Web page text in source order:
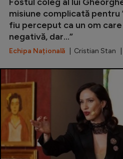
misiune complicată pentru
fiu perceput ca un om
negativă, dar...”
Echipa Națională | Cristian Stan |